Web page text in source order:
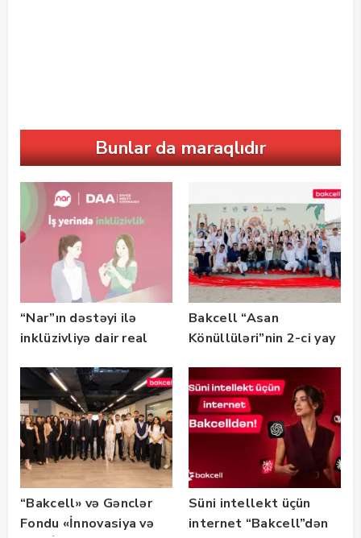
Bunlar da maraqlıdır
“Nar”ın dəstəyi ilə
inklüzivliyə dair real
təqdim edilir
Bakcell “Asan
Könüllüləri”nin 2-ci yay
olub — FOTO
“Bakcell» və Gənclər
Fondu «İnnovasiya və
Süni intellekt üçün
internet “Bakcell”dən